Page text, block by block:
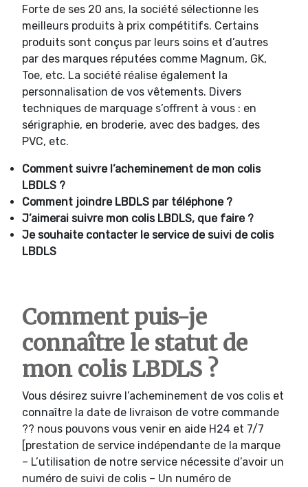
Forte de ses 20 ans, la société sélectionne les
meilleurs produits à prix compétitifs. Certains
produits sont conçus par leurs soins et d’autres
par des marques réputées comme Magnum, GK,
Toe, etc. La société réalise également la
personnalisation de vos vêtements. Divers
techniques de marquage s’offrent à vous : en
sérigraphie, en broderie, avec des badges, des
PVC, etc.
Comment suivre l’acheminement de mon colis
LBDLS ?
Comment joindre LBDLS par téléphone ?
J’aimerai suivre mon colis LBDLS, que faire ?
Je souhaite contacter le service de suivi de colis
LBDLS
Comment puis-je
connaître le statut de
mon colis LBDLS ?
Vous désirez suivre l’acheminement de vos colis et
connaître la date de livraison de votre commande
?? nous pouvons vous venir en aide H24 et 7/7
[prestation de service indépendante de la marque
– L’utilisation de notre service nécessite d’avoir un
numéro de suivi de colis – Un numéro de